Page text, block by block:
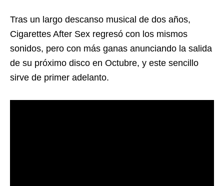
Tras un largo descanso musical de dos años,
Cigarettes After Sex regresó con los mismos
sonidos, pero con más ganas anunciando la salida
de su próximo disco en Octubre, y este sencillo
sirve de primer adelanto.